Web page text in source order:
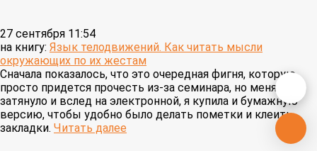
27 сентября 11:54
на книгу: Язык телодвижений. Как читать мысли
окружающих по их жестам
Сначала показалось, что это очередная фигня, которую
просто придется прочесть из-за семинара, но меня прям
затянуло и вслед на электронной, я купила и бумажную
версию, чтобы удобно было делать пометки и клеить
закладки. Читать далее